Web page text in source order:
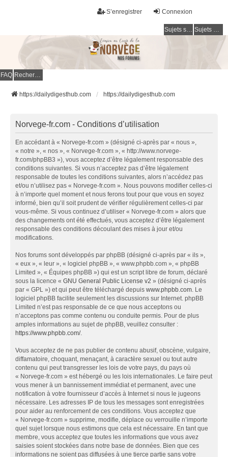
Connexion
S’enregistrer
Sujets sans réponse Sujets actifs
FAQ Rechercher
https://dailydigesthub.com https://dailydigesthub.com
Norvege-fr.com - Conditions d’utilisation
En accédant à « Norvege-fr.com » (désigné ci-après par « nous »,
« notre », « nos », « Norvege-fr.com », « http://www.norvege-
fr.com/phpBB3 »), vous acceptez d’être légalement responsable des
conditions suivantes. Si vous n’acceptez pas d’être légalement
responsable de toutes les conditions suivantes, alors n’accédez pas
et/ou n’utilisez pas « Norvege-fr.com ». Nous pouvons modifier celles-ci
à n’importe quel moment et nous ferons tout pour que vous en soyez
informé, bien qu’il soit prudent de vérifier régulièrement celles-ci par
vous-même. Si vous continuez d’utiliser « Norvege-fr.com » alors que
des changements ont été effectués, vous acceptez d’être légalement
responsable des conditions découlant des mises à jour et/ou
modifications.
Nos forums sont développés par phpBB (désigné ci-après par « ils »,
« eux », « leur », « logiciel phpBB », « www.phpbb.com », « phpBB
Limited », « Équipes phpBB ») qui est un script libre de forum, déclaré
sous la licence « GNU General Public License v2 » (désigné ci-après
par « GPL ») et qui peut être téléchargé depuis www.phpbb.com. Le
logiciel phpBB facilite seulement les discussions sur Internet. phpBB
Limited n’est pas responsable de ce que nous acceptons ou
n’acceptons pas comme contenu ou conduite permis. Pour de plus
amples informations au sujet de phpBB, veuillez consulter :
https://www.phpbb.com/.
Vous acceptez de ne pas publier de contenu abusif, obscène, vulgaire,
diffamatoire, choquant, menaçant, à caractère sexuel ou tout autre
contenu qui peut transgresser les lois de votre pays, du pays où
« Norvege-fr.com » est hébergé ou les lois internationales. Le faire peut
vous mener à un bannissement immédiat et permanent, avec une
notification à votre fournisseur d’accès à Internet si nous le jugeons
nécessaire. Les adresses IP de tous les messages sont enregistrées
pour aider au renforcement de ces conditions. Vous acceptez que
« Norvege-fr.com » supprime, modifie, déplace ou verrouille n’importe
quel sujet lorsque nous estimons que cela est nécessaire. En tant que
membre, vous acceptez que toutes les informations que vous avez
saisies soient stockées dans notre base de données. Bien que ces
informations ne soient pas diffusées à une tierce partie sans votre